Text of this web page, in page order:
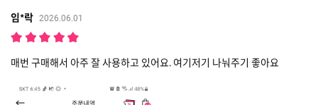
임*락 2026.06.01
매번 구매해서 아주 잘 사용하고 있어요. 여기저기 나눠주기 좋아요